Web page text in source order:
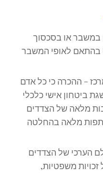
במשבר או בסכסוך
בהתאם לאופי המשבר
- ההכרה כי כל אדם
ביטחון אישי כלכלי
מלאה של הצדדים
מלאה בהחלטה
הערכי של הצדדים
משפטיות,